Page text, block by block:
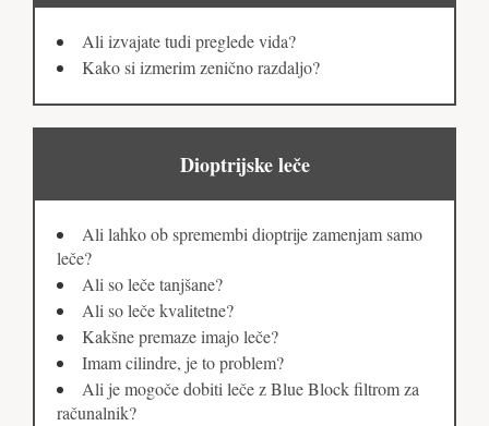
Ali izvajate tudi preglede vida?
Kako si izmerim zenično razdaljo?
Dioptrijske leče
Ali lahko ob spremembi dioptrije zamenjam samo
leče?
Ali so leče tanjšane?
Ali so leče kvalitetne?
Kakšne premaze imajo leče?
Imam cilindre, je to problem?
Ali je mogoče dobiti leče z Blue Block filtrom za
računalnik?